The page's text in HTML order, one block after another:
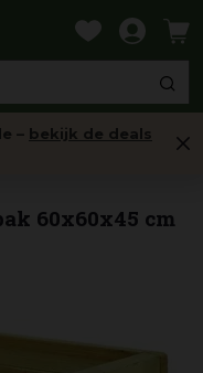
– bekijk de deals
60x60x45 cm